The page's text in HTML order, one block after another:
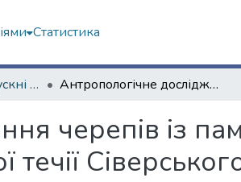
Статистика
Кваліфікаційні випускні роботи магістрів. Історичний факультет Антропологічне дослідження черепів із пам'ятників салтівської культури басейну верхньої течії Сіверського Дінця
черепів із